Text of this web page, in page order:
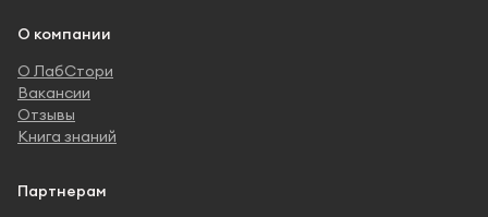
О компании
О ЛабСтори
Вакансии
Отзывы
Книга знаний
Партнерам